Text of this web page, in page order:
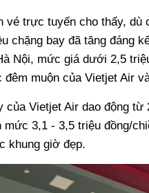
vé trực tuyến cho thấy,
chặng bay đã tăng đáng
Nội, mức giá dưới 2,5
muộn của Vietjet Air
của Vietjet Air dao động
mức 3,1 - 3,5 triệu đồng/
khung giờ đẹp.